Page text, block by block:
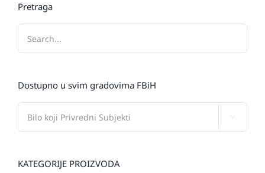
Pretraga
Dostupno u svim gradovima FBiH
KATEGORIJE PROIZVODA